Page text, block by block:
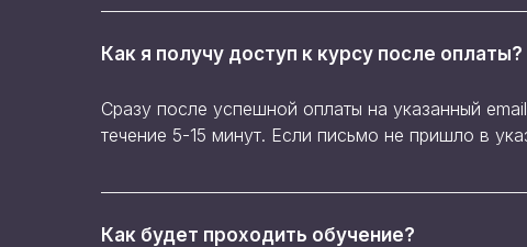
Как я получу доступ к курсу после оплаты?
Сразу после успешной оплаты на указанный
течение 5-15 минут. Если письмо не пришло в
Как будет проходить обучение?